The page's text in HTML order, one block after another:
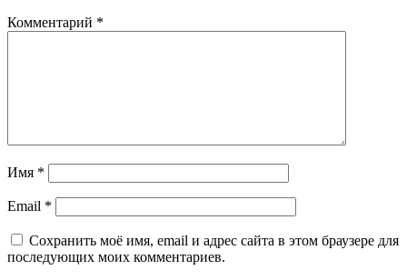
Комментарий *
Имя *
Email *
Сохранить моё имя, email и адрес сайта в этом браузере для
последующих моих комментариев.